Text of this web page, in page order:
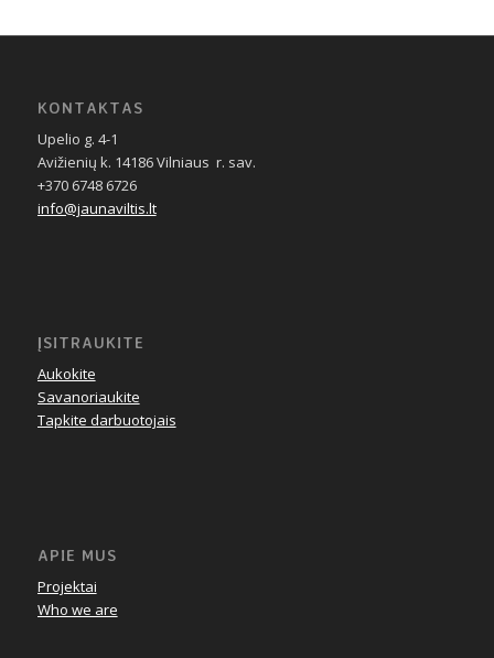
KONTAKTAS
Upelio g. 4-1
Avižienių k. 14186 Vilniaus r. sav.
+370 6748 6726
info@jaunaviltis.lt
ĮSITRAUKITE
Aukokite
Savanoriaukite
Tapkite darbuotojais
APIE MUS
Projektai
Who we are